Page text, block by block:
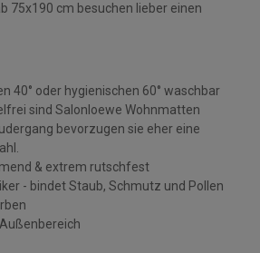
75x190 cm besuchen lieber einen
40° oder hygienischen 60° waschbar
sind Salonloewe Wohnmatten
bevorzugen sie eher eine
& extrem rutschfest
- bindet Staub, Schmutz und Pollen